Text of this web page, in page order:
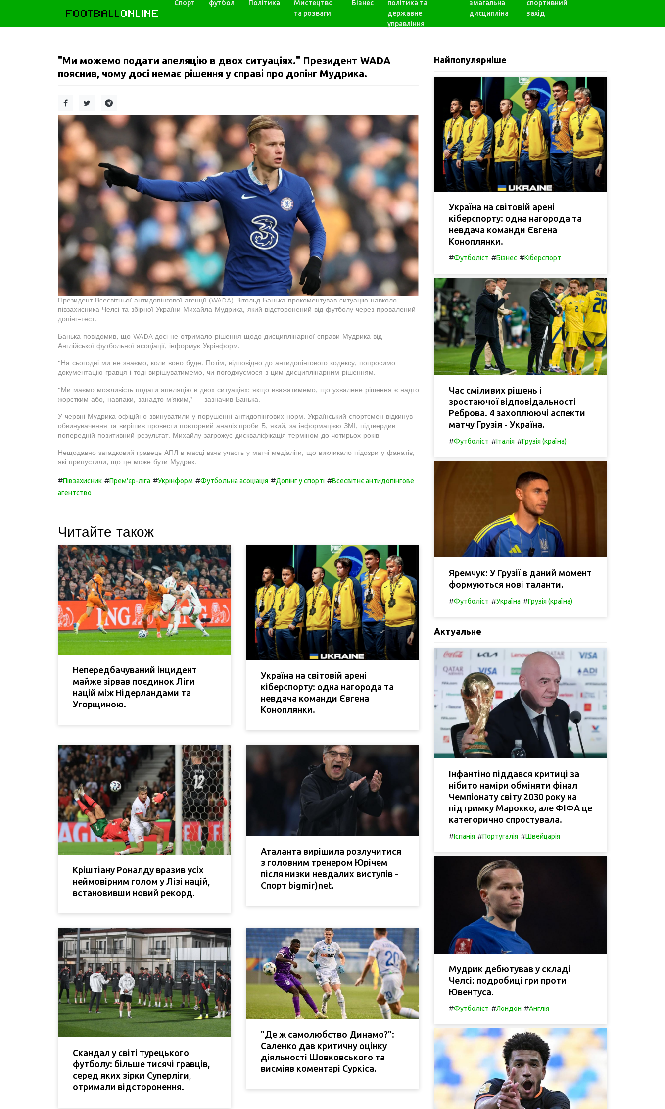
FOOTBALLONLINE
Спорт футбол Політика
Мистецтво
та розваги
Бізнес
політика та
державне
управління
змагальна
дисципліна
спортивний
захід
"Ми можемо подати апеляцію в двох ситуаціях." Президент WADA
пояснив, чому досі немає рішення у справі про допінг Мудрика.
Президент Всесвітньої антидопінгової агенції (WADA) Вітольд Банька прокоментував ситуацію навколо
півзахисника Челсі та збірної України Михайла Мудрика, який відсторонений від футболу через провалений
допінг-тест.
Банька повідомив, що WADA досі не отримало рішення щодо дисциплінарної справи Мудрика від
Англійської футбольної асоціації, інформує Укрінформ.
"На сьогодні ми не знаємо, коли воно буде. Потім, відповідно до антидопінгового кодексу, попросимо
документацію гравця і тоді вирішуватимемо, чи погоджуємося з цим дисциплінарним рішенням.
"Ми маємо можливість подати апеляцію в двох ситуаціях: якщо вважатимемо, що ухвалене рішення є надто
жорстким або, навпаки, занадто м'яким," -- зазначив Банька.
У червні Мудрика офіційно звинуватили у порушенні антидопінгових норм. Український спортсмен відкинув
обвинувачення та вирішив провести повторний аналіз проби Б, який, за інформацією ЗМІ, підтвердив
попередній позитивний результат. Михайлу загрожує дискваліфікація терміном до чотирьох років.
Нещодавно загадковий гравець АПЛ в масці взяв участь у матчі медіаліги, що викликало підозри у фанатів,
які припустили, що це може бути Мудрик.
#Півзахисник #Прем'єр-ліга #Укрінформ #Футбольна асоціація #Допінг у спорті #Всесвітнє антидопінгове
агентство
Читайте також
Непередбачуваний інцидент
майже зірвав поєдинок Ліги
націй між Нідерландами та
Угорщиною.
Україна на світовій арені
кіберспорту: одна нагорода та
невдача команди Євгена
Коноплянки.
Кріштіану Роналду вразив усіх
неймовірним голом у Лізі націй,
встановивши новий рекорд.
Аталанта вирішила розлучитися
з головним тренером Юрічем
після низки невдалих виступів -
Спорт bigmir)net.
Скандал у світі турецького
футболу: більше тисячі гравців,
серед яких зірки Суперліги,
отримали відсторонення.
"Де ж самолюбство Динамо?":
Саленко дав критичну оцінку
діяльності Шовковського та
висміяв коментарі Суркіса.
Найпопулярніше
Україна на світовій арені
кіберспорту: одна нагорода та
невдача команди Євгена
Коноплянки.
#Футболіст #Бізнес #Кіберспорт
Час сміливих рішень і
зростаючої відповідальності
Реброва. 4 захоплюючі аспекти
матчу Грузія - Україна.
#Футболіст #Італія #Грузія (країна)
Яремчук: У Грузії в даний момент
формуються нові таланти.
#Футболіст #Україна #Грузія (країна)
Актуальне
Інфантіно піддався критиці за
нібито наміри обміняти фінал
Чемпіонату світу 2030 року на
підтримку Марокко, але ФІФА це
категорично спростувала.
#Іспанія #Португалія #Швейцарія
Мудрик дебютував у складі
Челсі: подробиці гри проти
Ювентуса.
#Футболіст #Лондон #Англія